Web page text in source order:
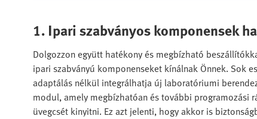
1. Ipari szabványos komponensek
Dolgozzon együtt hatékony és megbízható
ipari szabványú komponenseket kínálnak Önnek. Sok
adaptálás nélkül integrálhatja új laboratóriumi
modul, amely megbízhatóan és további programozási
üvegcsét kinyitni. Ez azt jelenti, hogy akkor is